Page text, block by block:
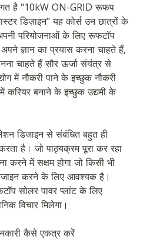
है "10kW ON-GRID रूफप
डिज़ाइन" यह कोर्स उन छात्रों के
परियोजनाओं के लिए रूफटॉप
ज्ञान का प्रयास करना चाहते हैं,
चाहते हैं सौर ऊर्जा संयंत्र से
में नौकरी पाने के इच्छुक नौकरी
करियर बनाने के इच्छुक उद्यमी के
डिजाइन से संबंधित बहुत ही
है। जो पाठ्यक्रम पूरा कर रहा
करने में सक्षम होगा जो किसी भी
करने के लिए आवश्यक है।
सोलर पावर प्लांट के लिए
विचार मिलेगा।
कैसे एकत्र करें